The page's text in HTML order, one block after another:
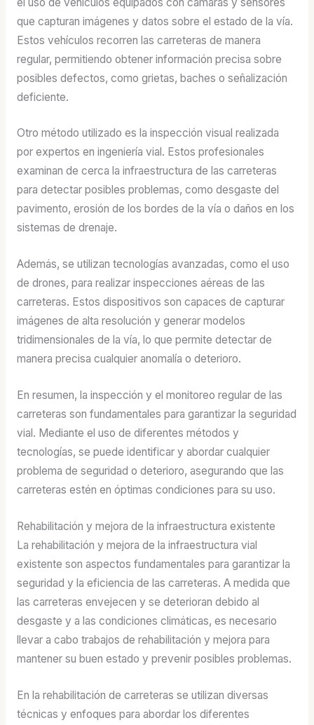
que capturan imágenes y datos sobre el estado de la vía.
Estos vehículos recorren las carreteras de manera
regular, permitiendo obtener información precisa sobre
posibles defectos, como grietas, baches o señalización
deficiente.
Otro método utilizado es la inspección visual realizada
por expertos en ingeniería vial. Estos profesionales
examinan de cerca la infraestructura de las carreteras
para detectar posibles problemas, como desgaste del
pavimento, erosión de los bordes de la vía o daños en los
sistemas de drenaje.
Además, se utilizan tecnologías avanzadas, como el uso
de drones, para realizar inspecciones aéreas de las
carreteras. Estos dispositivos son capaces de capturar
imágenes de alta resolución y generar modelos
tridimensionales de la vía, lo que permite detectar de
manera precisa cualquier anomalía o deterioro.
En resumen, la inspección y el monitoreo regular de las
carreteras son fundamentales para garantizar la seguridad
vial. Mediante el uso de diferentes métodos y
tecnologías, se puede identificar y abordar cualquier
problema de seguridad o deterioro, asegurando que las
carreteras estén en óptimas condiciones para su uso.
Rehabilitación y mejora de la infraestructura existente
La rehabilitación y mejora de la infraestructura vial
existente son aspectos fundamentales para garantizar la
seguridad y la eficiencia de las carreteras. A medida que
las carreteras envejecen y se deterioran debido al
desgaste y a las condiciones climáticas, es necesario
llevar a cabo trabajos de rehabilitación y mejora para
mantener su buen estado y prevenir posibles problemas.
En la rehabilitación de carreteras se utilizan diversas
técnicas y enfoques para abordar los diferentes